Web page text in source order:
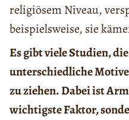
religiösem Niveau,
beispielsweise, sie
Es gibt viele Studien,
unterschiedliche
zu ziehen. Dabei ist
wichtigste Faktor,